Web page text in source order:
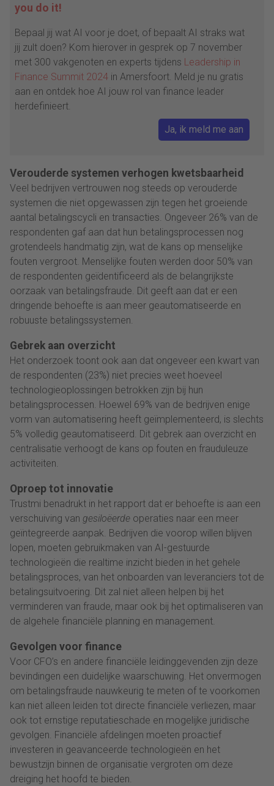
you do it!
Bepaal jij wat AI voor je doet, of bepaalt AI straks wat
jij zult doen? Kom hierover in gesprek op 7 november
met 300 vakgenoten en experts tijdens Leadership in
Finance Summit 2024 in Amersfoort. Meld je nu gratis
aan en ontdek hoe AI jouw rol van finance leader
herdefinieert.
Ja, ik meld me aan
Verouderde systemen verhogen kwetsbaarheid
Veel bedrijven vertrouwen nog steeds op verouderde
systemen die niet opgewassen zijn tegen het groeiende
aantal betalingscycli en transacties. Ongeveer 26% van de
respondenten gaf aan dat hun betalingsprocessen nog
grotendeels handmatig zijn, wat de kans op menselijke
fouten vergroot. Menselijke fouten werden door 50% van
de respondenten geïdentificeerd als de belangrijkste
oorzaak van betalingsfraude. Dit geeft aan dat er een
dringende behoefte is aan meer geautomatiseerde en
robuuste betalingssystemen.
Gebrek aan overzicht
Het onderzoek toont ook aan dat ongeveer een kwart van
de respondenten (23%) niet precies weet hoeveel
technologieoplossingen betrokken zijn bij hun
betalingsprocessen. Hoewel 69% van de bedrijven enige
vorm van automatisering heeft geïmplementeerd, is slechts
5% volledig geautomatiseerd. Dit gebrek aan overzicht en
centralisatie verhoogt de kans op fouten en frauduleuze
activiteiten.
Oproep tot innovatie
Trustmi benadrukt in het rapport dat er behoefte is aan een
verschuiving van gesiloëerde operaties naar een meer
geïntegreerde aanpak. Bedrijven die voorop willen blijven
lopen, moeten gebruikmaken van AI-gestuurde
technologieën die realtime inzicht bieden in het gehele
betalingsproces, van het onboarden van leveranciers tot de
betalingsuitvoering. Dit zal niet alleen helpen bij het
verminderen van fraude, maar ook bij het optimaliseren van
de algehele financiële planning en management.
Gevolgen voor finance
Voor CFO’s en andere financiële leidinggevenden zijn deze
bevindingen een duidelijke waarschuwing. Het onvermogen
om betalingsfraude nauwkeurig te meten of te voorkomen
kan niet alleen leiden tot directe financiële verliezen, maar
ook tot ernstige reputatieschade en mogelijke juridische
gevolgen. Financiële afdelingen moeten proactief
investeren in geavanceerde technologieën en het
bewustzijn binnen de organisatie vergroten om deze
dreiging het hoofd te bieden.